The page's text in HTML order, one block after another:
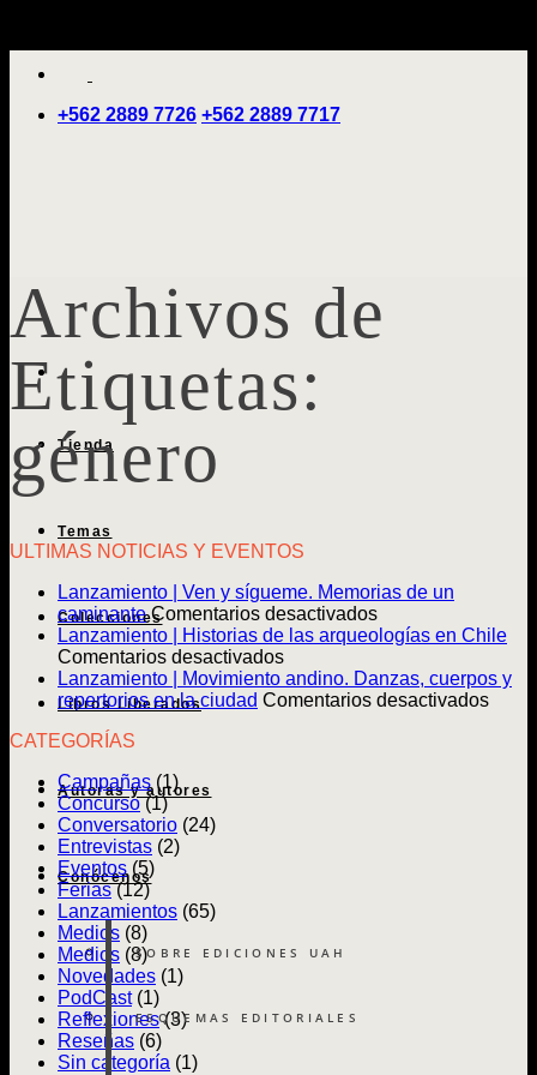
+562 2889 7726 +562 2889 7717
Tienda
Temas
Colecciones
Libros Liberados
Autoras y autores
Conócenos
SOBRE EDICIONES UAH
ESQUEMAS EDITORIALES
Archivos de
Etiquetas:
género
ULTIMAS NOTICIAS Y EVENTOS
Lanzamiento | Ven y sígueme. Memorias de un
caminante Comentarios desactivadosen
Lanzamiento
Ven
y
Lanzamiento | Historias de las arqueologías en Chile
Comentarios desactivadosen
Lanzamiento
|
Lanzamiento | Movimiento andino. Danzas, cuerpos y
repertorios en la ciudad Comentarios desactivadosen
CATEGORÍAS
Campañas (1)
Concurso(1)
Conversatorio (24)
Entrevistas (2)
Eventos (5)
Ferias(12)
Lanzamientos (65)
Medios (8)
Medios (8)
Novedades (1)
PodCast(1)
Reflexiones(3)
Reseñas (6)
Sin categoría (1)